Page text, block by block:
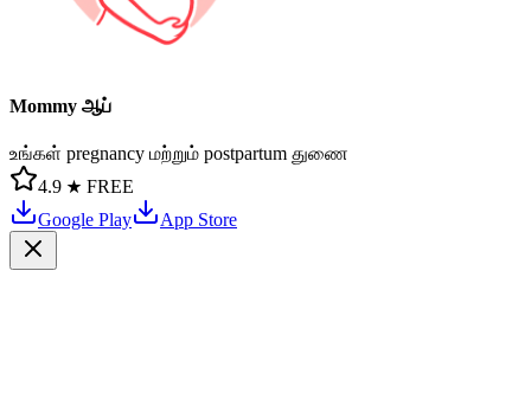
Mommy ஆப்
உங்கள் pregnancy மற்றும் postpartum துணை
4.9 ★ FREE
Google Play
App Store